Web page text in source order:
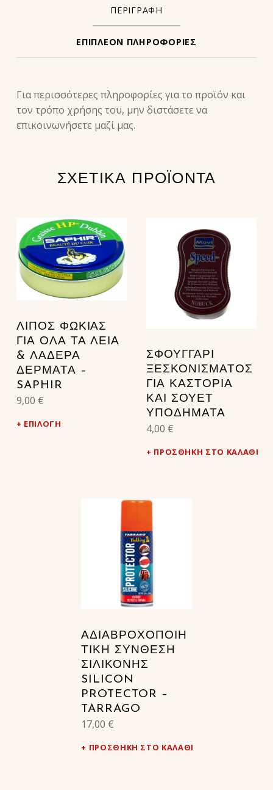
ΠΕΡΙΓΡΑΦΉ
ΕΠΙΠΛΈΟΝ ΠΛΗΡΟΦΟΡΊΕΣ
Για περισσότερες πληροφορίες για το προϊόν και
τον τρόπο χρήσης του, μην διστάσετε να
επικοινωνήσετε μαζί μας.
ΣΧΕΤΙΚΆ ΠΡΟΪΌΝΤΑ
ΛΊΠΟΣ ΦΏΚΙΑΣ
ΓΙΑ ΌΛΑ ΤΑ ΛΕΊΑ
& ΛΑΔΕΡΆ
ΔΈΡΜΑΤΑ –
SAPHIR
9,00 €
ΕΠΙΛΟΓΉ
ΣΦΟΥΓΓΆΡΙ
ΞΕΣΚΟΝΊΣΜΑΤΟΣ
ΓΙΑ ΚΑΣΤΌΡΙΑ
ΚΑΙ ΣΟΥΈΤ
ΥΠΟΔΉΜΑΤΑ
4,00 €
ΠΡΟΣΘΉΚΗ ΣΤΟ ΚΑΛΆΘΙ
ΑΔΙΑΒΡΟΧΟΠΟΙΗ
ΤΙΚΗ ΣΥΝΘΕΣΗ
ΣΙΛΙΚΟΝΗΣ
SILICON
PROTECTOR –
TARRAGO
17,00 €
ΠΡΟΣΘΉΚΗ ΣΤΟ ΚΑΛΆΘΙ